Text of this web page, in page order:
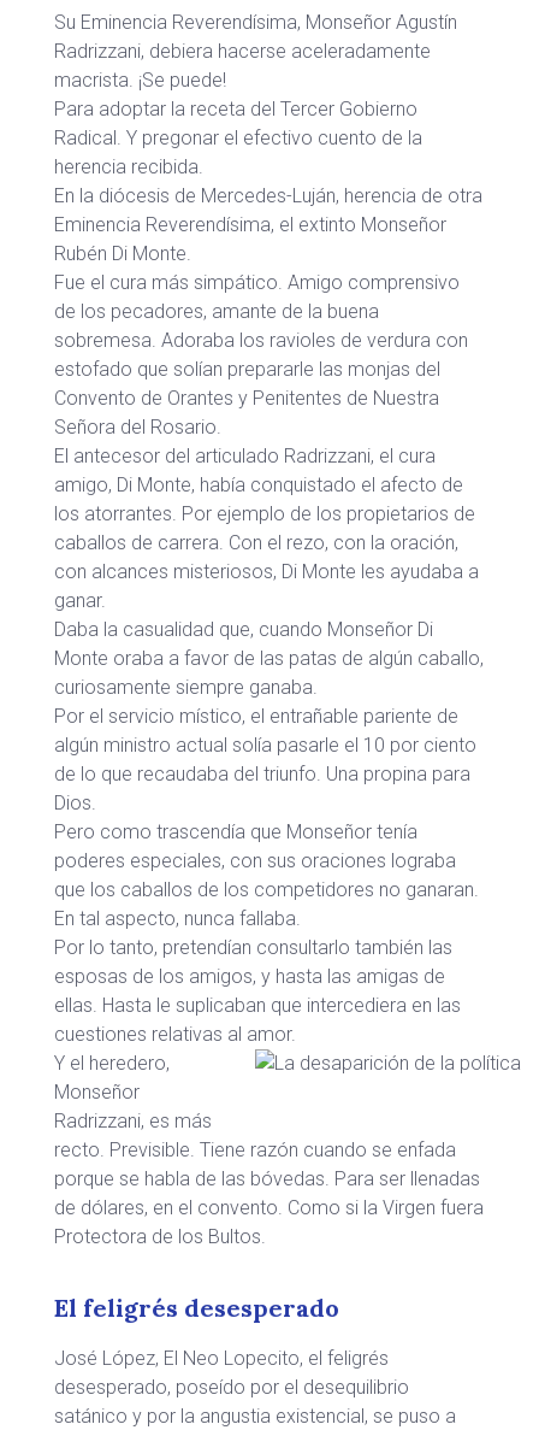
Su Eminencia Reverendísima, Monseñor Agustín
Radrizzani, debiera hacerse aceleradamente
macrista. ¡Se puede!
Para adoptar la receta del Tercer Gobierno
Radical. Y pregonar el efectivo cuento de la
herencia recibida.
En la diócesis de Mercedes-Luján, herencia de otra
Eminencia Reverendísima, el extinto Monseñor
Rubén Di Monte.
Fue el cura más simpático. Amigo comprensivo
de los pecadores, amante de la buena
sobremesa. Adoraba los ravioles de verdura con
estofado que solían prepararle las monjas del
Convento de Orantes y Penitentes de Nuestra
Señora del Rosario.
El antecesor del articulado Radrizzani, el cura
amigo, Di Monte, había conquistado el afecto de
los atorrantes. Por ejemplo de los propietarios de
caballos de carrera. Con el rezo, con la oración,
con alcances misteriosos, Di Monte les ayudaba a
ganar.
Daba la casualidad que, cuando Monseñor Di
Monte oraba a favor de las patas de algún caballo,
curiosamente siempre ganaba.
Por el servicio místico, el entrañable pariente de
algún ministro actual solía pasarle el 10 por ciento
de lo que recaudaba del triunfo. Una propina para
Dios.
Pero como trascendía que Monseñor tenía
poderes especiales, con sus oraciones lograba
que los caballos de los competidores no ganaran.
En tal aspecto, nunca fallaba.
Por lo tanto, pretendían consultarlo también las
esposas de los amigos, y hasta las amigas de
ellas. Hasta le suplicaban que intercediera en las
cuestiones relativas al amor.
Y el heredero,
Monseñor
Radrizzani, es más
recto. Previsible. Tiene razón cuando se enfada
porque se habla de las bóvedas. Para ser llenadas
de dólares, en el convento. Como si la Virgen fuera
Protectora de los Bultos.
El feligrés desesperado
José López, El Neo Lopecito, el feligrés
desesperado, poseído por el desequilibrio
satánico y por la angustia existencial, se puso a